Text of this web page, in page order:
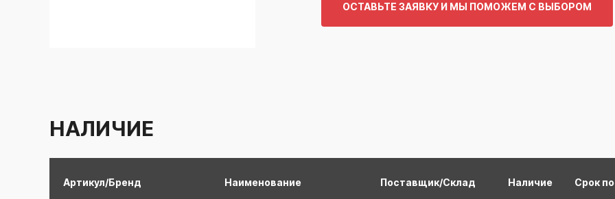
ОСТАВЬТЕ ЗАЯВКУ И МЫ ПОМОЖЕМ С ВЫБОРОМ
НАЛИЧИЕ
Артикул/Бренд Наименование Поставщик/Склад Наличие Срок